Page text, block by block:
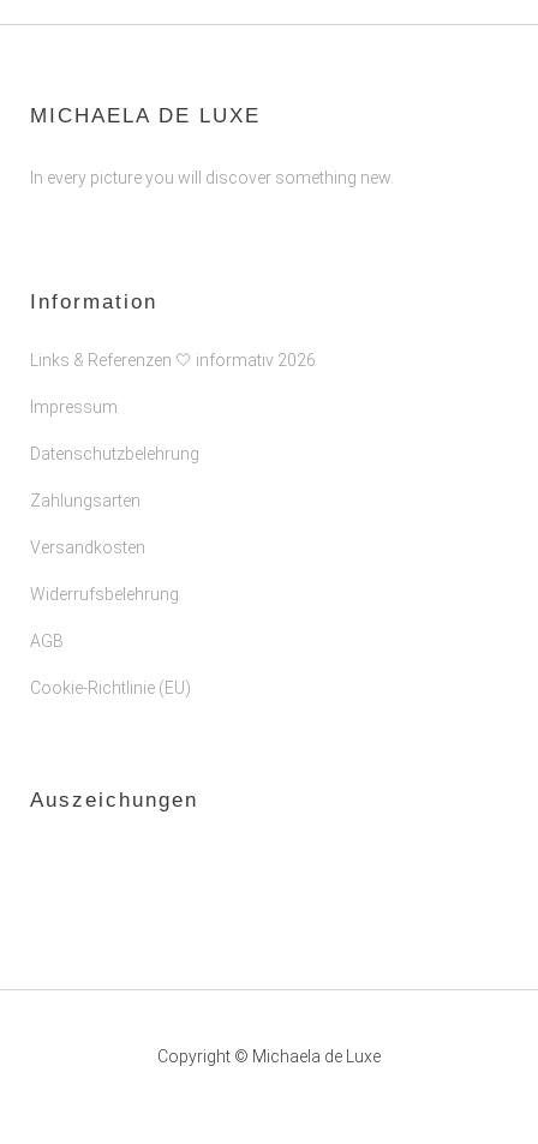
MICHAELA DE LUXE
In every picture you will discover something new.
Information
Links & Referenzen 🤍 informativ 2026
Impressum
Datenschutzbelehrung
Zahlungsarten
Versandkosten
Widerrufsbelehrung
AGB
Cookie-Richtlinie (EU)
Auszeichungen
Copyright © Michaela de Luxe